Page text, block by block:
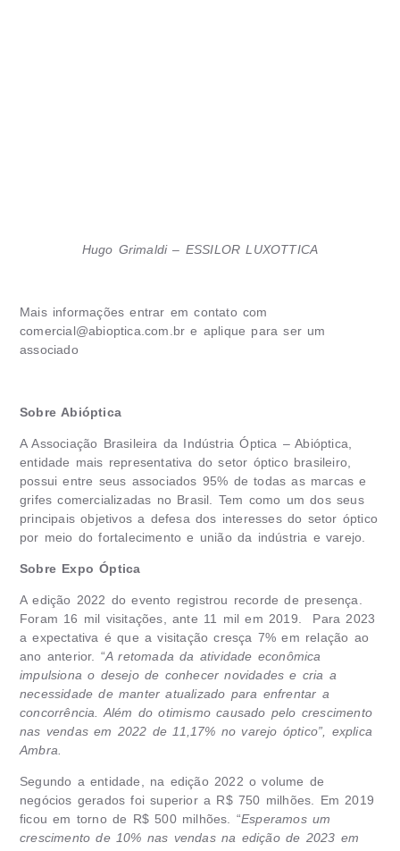
Hugo Grimaldi – ESSILOR LUXOTTICA
Mais informações entrar em contato com
comercial@abioptica.com.br e aplique para ser um
associado
Sobre Abióptica
A Associação Brasileira da Indústria Óptica – Abióptica,
entidade mais representativa do setor óptico brasileiro,
possui entre seus associados 95% de todas as marcas e
grifes comercializadas no Brasil. Tem como um dos seus
principais objetivos a defesa dos interesses do setor óptico
por meio do fortalecimento e união da indústria e varejo.
Sobre Expo Óptica
A edição 2022 do evento registrou recorde de presença.
Foram 16 mil visitações, ante 11 mil em 2019. Para 2023
a expectativa é que a visitação cresça 7% em relação ao
ano anterior. “A retomada da atividade econômica
impulsiona o desejo de conhecer novidades e cria a
necessidade de manter atualizado para enfrentar a
concorrência. Além do otimismo causado pelo crescimento
nas vendas em 2022 de 11,17% no varejo óptico”, explica
Ambra.
Segundo a entidade, na edição 2022 o volume de
negócios gerados foi superior a R$ 750 milhões. Em 2019
ficou em torno de R$ 500 milhões. “Esperamos um
crescimento de 10% nas vendas na edição de 2023 em